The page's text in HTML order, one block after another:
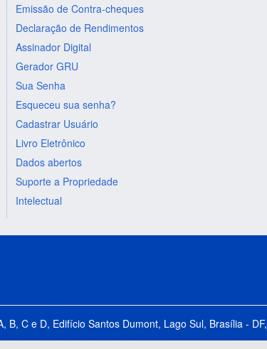
Emissão de Contra-cheques
Declaração de Rendimentos
Assinador Digital
Gerador GRU
Sua Senha
Esqueceu sua senha?
Cadastrar Usuário
Livro Eletrônico
Dados abertos
Suporte a Propriedade
Intelectual
B, C e D, Edifício Santos Dumont, Lago Sul, Brasília -